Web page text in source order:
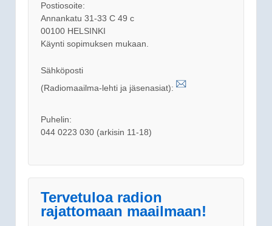
Postiosoite:
Annankatu 31-33 C 49 c
00100 HELSINKI
Käynti sopimuksen mukaan.
Sähköposti
(Radiomaailma-lehti ja jäsenasiat):
Puhelin:
044 0223 030 (arkisin 11-18)
Tervetuloa radion
rajattomaan maailmaan!